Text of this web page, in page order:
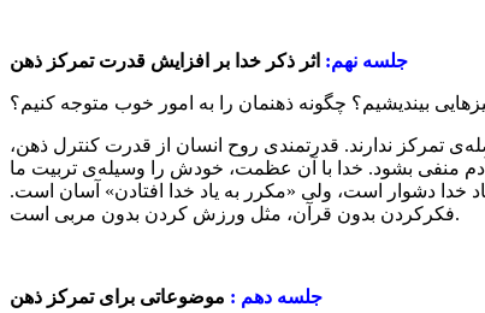
جلسه نهم: اثر ذکر خدا بر افزایش قدرت تمرکز ذهن
بیندیشیم؟ چگونه ذهنمان را به امور خوب متوجه کنیم؟
تمرکز ندارند. قدرتمندی روح انسان از قدرت کنترل ذهن،
منفی بشود. خدا با آن عظمت، خودش را وسیله‌ی تربیت ما
خدا دشوار است، ولی «مکرر به یاد خدا افتادن» آسان است.
فکرکردن بدون قرآن، مثل ورزش کردن بدون مربی است.
جلسه دهم : موضوعاتی برای تمرکز ذهن